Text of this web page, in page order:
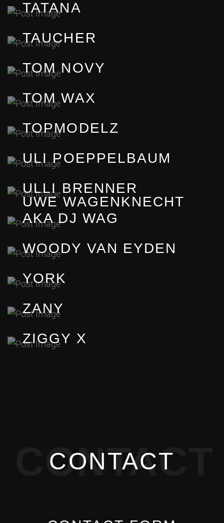
TATANA
TAUCHER
TOM NOVY
TOM WAX
TOPMODELZ
ULI POEPPELBAUM
ULLI BRENNER
UWE WAGENKNECHT
AKA DJ WAG
WOODY VAN EYDEN
YORK
ZANY
ZIGGY X
CONTACT
CONTACT